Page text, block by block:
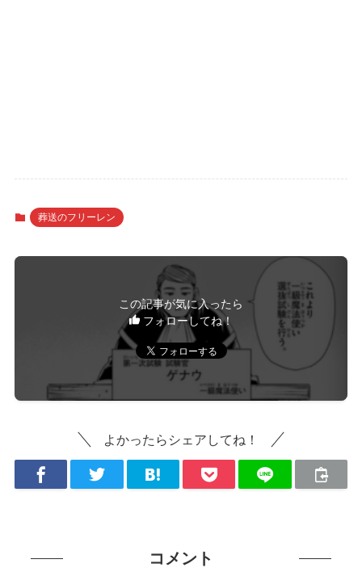
葬送のフリーレン
この記事が気に入ったら
フォローしてね！
よかったらシェアしてね！
コメント